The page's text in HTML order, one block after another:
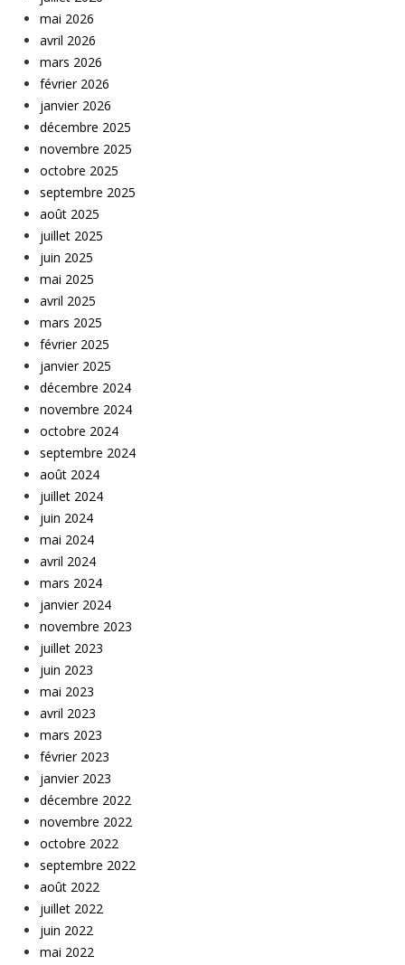
mai 2026
avril 2026
mars 2026
février 2026
janvier 2026
décembre 2025
novembre 2025
octobre 2025
septembre 2025
août 2025
juillet 2025
juin 2025
mai 2025
avril 2025
mars 2025
février 2025
janvier 2025
décembre 2024
novembre 2024
octobre 2024
septembre 2024
août 2024
juillet 2024
juin 2024
mai 2024
avril 2024
mars 2024
janvier 2024
novembre 2023
juillet 2023
juin 2023
mai 2023
avril 2023
mars 2023
février 2023
janvier 2023
décembre 2022
novembre 2022
octobre 2022
septembre 2022
août 2022
juillet 2022
juin 2022
mai 2022